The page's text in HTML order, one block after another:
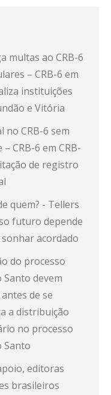
multas ao CRB-6
– CRB-6 em
instituições
e Vitória
CRB-6 sem
CRB-6 em CRB-
de registro
quem? - Tellers
futuro depende
acordado
do processo
devem
de se
a distribuição
no processo
Santo
editoras
brasileiros